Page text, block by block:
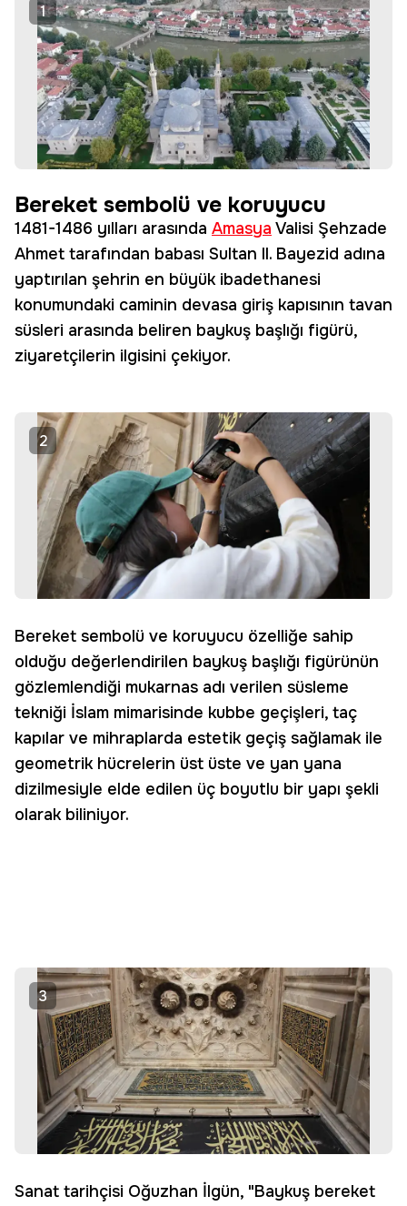
1
Bereket sembolü ve koruyucu
1481-1486 yılları arasında Amasya Valisi Şehzade
Ahmet tarafından babası Sultan II. Bayezid adına
yaptırılan şehrin en büyük ibadethanesi
konumundaki caminin devasa giriş kapısının tavan
süsleri arasında beliren baykuş başlığı figürü,
ziyaretçilerin ilgisini çekiyor.
2
Bereket sembolü ve koruyucu özelliğe sahip
olduğu değerlendirilen baykuş başlığı figürünün
gözlemlendiği mukarnas adı verilen süsleme
tekniği İslam mimarisinde kubbe geçişleri, taç
kapılar ve mihraplarda estetik geçiş sağlamak ile
geometrik hücrelerin üst üste ve yan yana
dizilmesiyle elde edilen üç boyutlu bir yapı şekli
olarak biliniyor.
3
Sanat tarihçisi Oğuzhan İlgün, "Baykuş bereket